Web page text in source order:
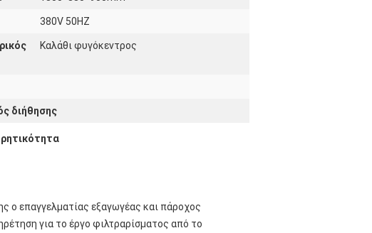
380V 50HZ
Καλάθι φυγόκεντρος
διήθησης
ο επαγγελματίας εξαγωγέας και πάροχος
για το έργο φιλτραρίσματος από το